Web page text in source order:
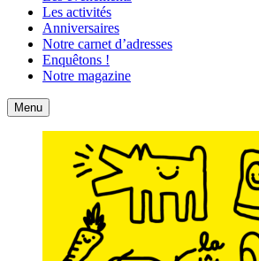
Les activités
Anniversaires
Notre carnet d’adresses
Enquêtons !
Notre magazine
Accueil
Menu Contact